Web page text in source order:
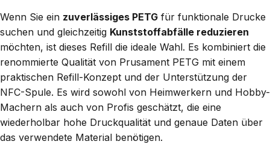
Wenn Sie ein zuverlässiges PETG für funktionale Drucke
suchen und gleichzeitig Kunststoffabfälle reduzieren
möchten, ist dieses Refill die ideale Wahl. Es kombiniert die
renommierte Qualität von Prusament PETG mit einem
praktischen Refill-Konzept und der Unterstützung der
NFC-Spule. Es wird sowohl von Heimwerkern und Hobby-
Machern als auch von Profis geschätzt, die eine
wiederholbar hohe Druckqualität und genaue Daten über
das verwendete Material benötigen.